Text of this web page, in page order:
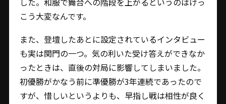
こう大変なんです。
また、登壇したあとに設定されているインタビュー
も実は関門の一つ。気の利いた受け答えができなか
ったときは、直後の対局に影響してしまいました。
初優勝がかなう前に準優勝が3年連続であったので
すが、惜しいというよりも、早指し戦は相性が良く